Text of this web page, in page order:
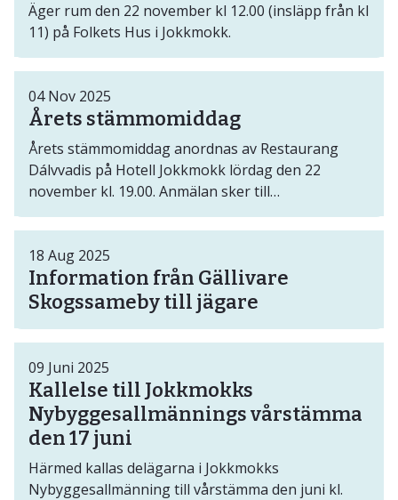
Äger rum den 22 november kl 12.00 (insläpp från kl
11) på Folkets Hus i Jokkmokk.
Årets stämmomiddag
04 Nov 2025
Årets stämmomiddag anordnas av Restaurang
Dálvvadis på Hotell Jokkmokk lördag den 22
november kl. 19.00. Anmälan sker till
info@allmanningen.se eller telefon 0971-123 51
senast fredag den 14 november kl. 15.00.
Information från Gällivare
Skogssameby till jägare
18 Aug 2025
Kallelse till Jokkmokks
Nybyggesallmännings vårstämma
den 17 juni
09 Juni 2025
Härmed kallas delägarna i Jokkmokks
Nybyggesallmänning till vårstämma den juni kl.